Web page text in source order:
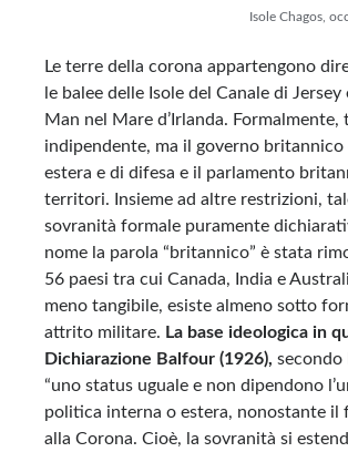
Isole Chagos,
Le terre della corona appartengono
le balee delle Isole del Canale di
Man nel Mare d’Irlanda.
indipendente, ma il governo
estera e di difesa e il parlamento
territori. Insieme ad altre restrizioni,
sovranità formale puramente
nome la parola “britannico” è stata
56 paesi tra cui Canada, India e
meno tangibile, esiste almeno sotto
attrito militare. La base ideologica in
Dichiarazione Balfour (1926), secondo
“uno status uguale e non dipendono
politica interna o estera, nonostante
alla Corona. Cioè, la sovranità si